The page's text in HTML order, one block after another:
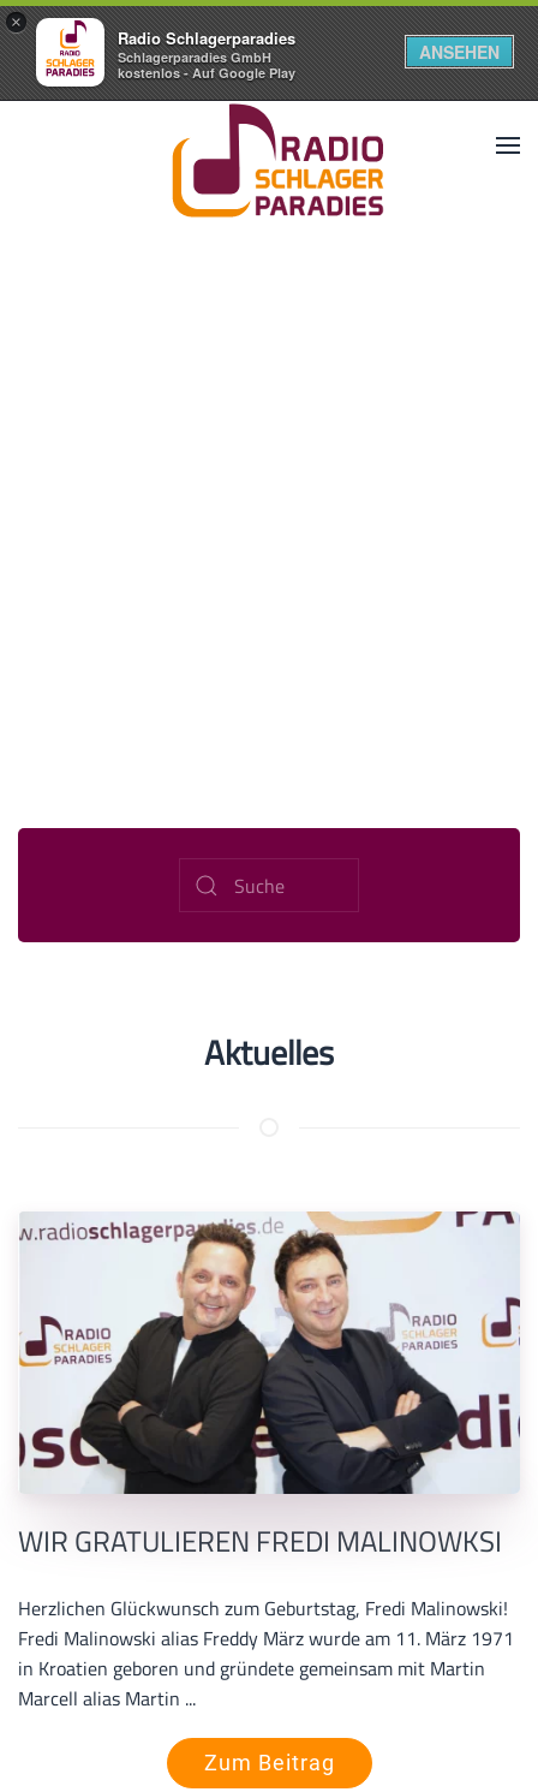
×
Radio Schlagerparadies
Schlagerparadies GmbH
kostenlos - Auf Google Play
ANSEHEN
Aktuelles
WIR GRATULIEREN FREDI MALINOWKSI
Herzlichen Glückwunsch zum Geburtstag, Fredi Malinowski!
Fredi Malinowski alias Freddy März wurde am 11. März 1971
in Kroatien geboren und gründete gemeinsam mit Martin
Marcell alias Martin ...
Zum Beitrag